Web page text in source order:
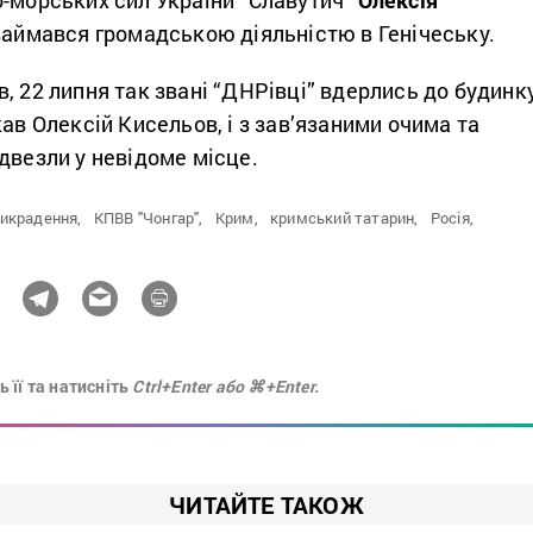
громадською діяльністю в Генічеську.
22 липня так звані “ДНРівці” вдерлись до
Олексій Кисельов, і з зав’язаними очима та
у невідоме місце.
КПВВ "Чонгар", Крим, кримський татарин, Росія,
та натисніть Ctrl+Enter або ⌘+Enter.
ЧИТАЙТЕ ТАКОЖ